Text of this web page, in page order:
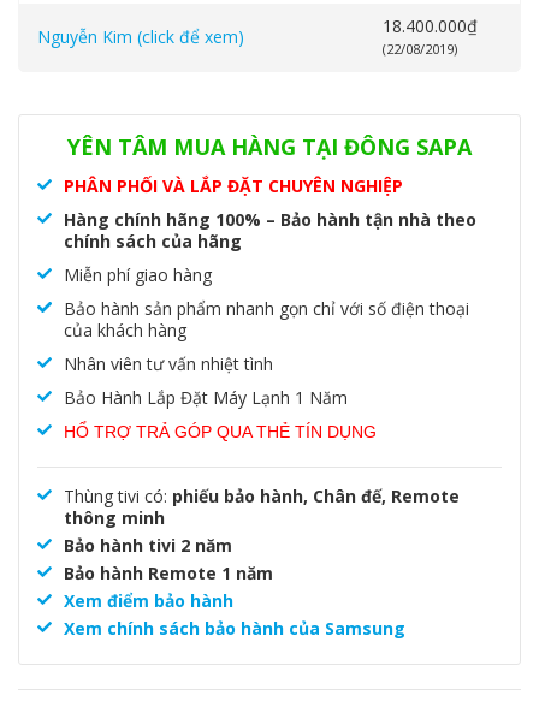
Nguyễn Kim (click để xem) 18.400.000₫
(22/08/2019)
Danh mục:Gian hàng Samsung,Tivi,Tivi Samsung
YÊN TÂM MUA HÀNG TẠI ĐÔNG SAPA
PHÂN PHỐI VÀ LẮP ĐẶT CHUYÊN NGHIỆP
Hàng chính hãng 100% – Bảo hành tận nhà theo
chính sách của hãng
Miễn phí giao hàng
Bảo hành sản phẩm nhanh gọn chỉ với số điện thoại
của khách hàng
Nhân viên tư vấn nhiệt tình
Bảo Hành Lắp Đặt Máy Lạnh 1 Năm
HỔ TRỢ TRẢ GÓP QUA THẺ TÍN DỤNG
Thùng tivi có: phiếu bảo hành, Chân đế, Remote
thông minh
Bảo hành tivi 2 năm
Bảo hành Remote 1 năm
Xem điểm bảo hành
Xem chính sách bảo hành của Samsung